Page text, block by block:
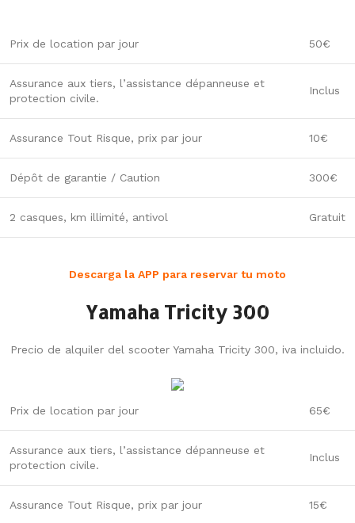
Prix de location par jour 50€
Assurance aux tiers, l’assistance dépanneuse et
protection civile.
Inclus
Assurance Tout Risque, prix par jour 10€
Dépôt de garantie / Caution 300€
2 casques, km illimité, antivol Gratuit
Descarga la APP para reservar tu moto
Yamaha Tricity 300
Precio de alquiler del scooter Yamaha Tricity 300, iva incluido.
Prix de location par jour 65€
Assurance aux tiers, l’assistance dépanneuse et
protection civile.
Inclus
Assurance Tout Risque, prix par jour 15€